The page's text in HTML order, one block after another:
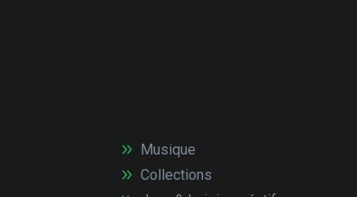
Musique
Collections